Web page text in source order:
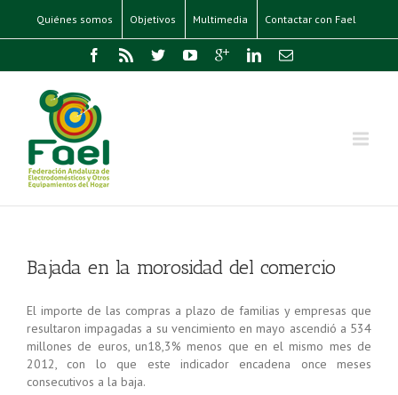
Quiénes somos Objetivos Multimedia Contactar con Fael
Bajada en la morosidad del comercio
El importe de las compras a plazo de familias y empresas que
resultaron impagadas a su vencimiento en mayo ascendió a 534
millones de euros, un18,3% menos que en el mismo mes de
2012, con lo que este indicador encadena once meses
consecutivos a la baja.